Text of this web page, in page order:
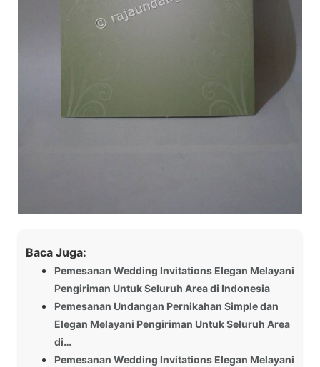
Baca Juga:
Pemesanan Wedding Invitations Elegan Melayani
Pengiriman Untuk Seluruh Area di Indonesia
Pemesanan Undangan Pernikahan Simple dan
Elegan Melayani Pengiriman Untuk Seluruh Area
di…
Pemesanan Wedding Invitations Elegan Melayani